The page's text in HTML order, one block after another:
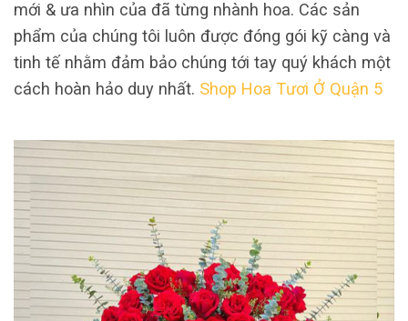
mới & ưa nhìn của đã từng nhành hoa. Các sản
phẩm của chúng tôi luôn được đóng gói kỹ càng và
tinh tế nhằm đảm bảo chúng tới tay quý khách một
cách hoàn hảo duy nhất. Shop Hoa Tươi Ở Quận 5